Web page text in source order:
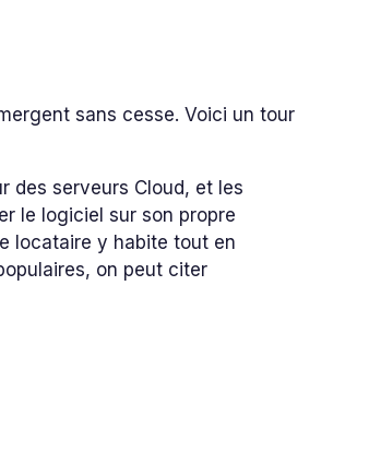
sans cesse. Voici un tour
des serveurs Cloud, et les
le logiciel sur son propre
locataire y habite tout en
on peut citer